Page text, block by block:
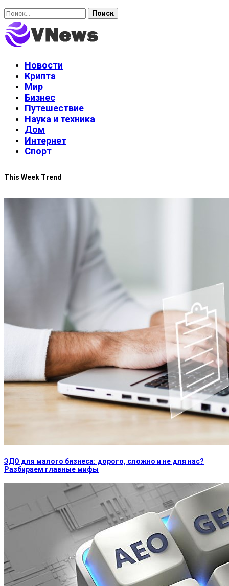
Найти:
Новости
Крипта
Мир
Бизнес
Путешествие
Наука и техника
Дом
Интернет
Спорт
This Week Trend
ЭДО для малого бизнеса: дорого, сложно и не для нас?
Разбираем главные мифы